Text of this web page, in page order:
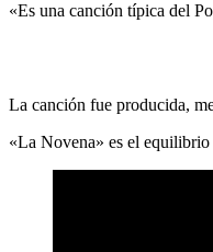
«Es una canción típica del
La canción fue producida,
«La Novena» es el equilibrio